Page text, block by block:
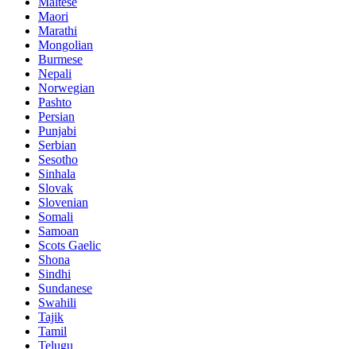
Maori
Marathi
Mongolian
Burmese
Nepali
Norwegian
Pashto
Persian
Punjabi
Serbian
Sesotho
Sinhala
Slovak
Slovenian
Somali
Samoan
Scots Gaelic
Shona
Sindhi
Sundanese
Swahili
Tajik
Tamil
Telugu